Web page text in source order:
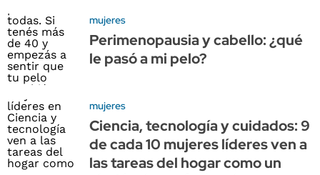
mujeres
Perimenopausia y cabello: ¿qué
le pasó a mi pelo?
mujeres
Ciencia, tecnología y cuidados: 9
de cada 10 mujeres líderes ven a
las tareas del hogar como un